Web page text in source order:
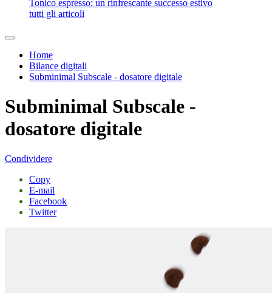
Tonico espresso: un rinfrescante successo estivo
tutti gli articoli
Home
Bilance digitali
Subminimal Subscale - dosatore digitale
Subminimal Subscale -
dosatore digitale
Condividere
Copy
E-mail
Facebook
Twitter